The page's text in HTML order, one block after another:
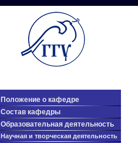
Положение о кафедре
Состав кафедры
Образовательная деятельность
Научная и творческая деятельность